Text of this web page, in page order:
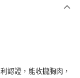
銀行
認證，能收攏胸肉，